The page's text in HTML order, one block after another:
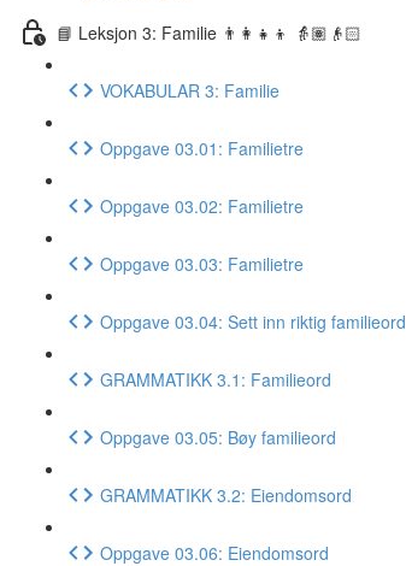
📘 Leksjon 3: Familie 👨‍👩‍👧‍👦 👵🏽👴🏻
VOKABULAR 3: Familie
Oppgave 03.01: Familietre
Oppgave 03.02: Familietre
Oppgave 03.03: Familietre
Oppgave 03.04: Sett inn riktig familieord
GRAMMATIKK 3.1: Familieord
Oppgave 03.05: Bøy familieord
GRAMMATIKK 3.2: Eiendomsord
Oppgave 03.06: Eiendomsord